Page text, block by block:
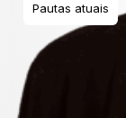
Pautas atuais